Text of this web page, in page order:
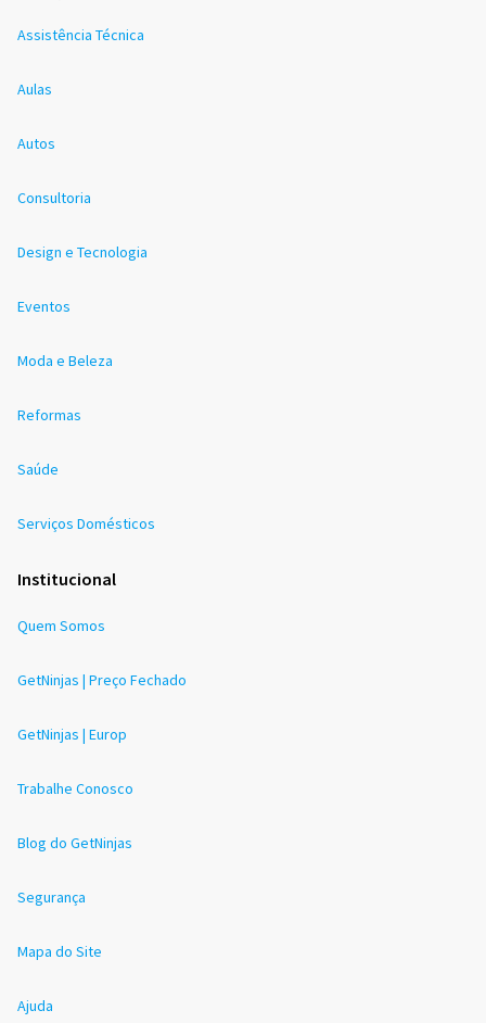
Assistência Técnica
Aulas
Autos
Consultoria
Design e Tecnologia
Eventos
Moda e Beleza
Reformas
Saúde
Serviços Domésticos
Institucional
Quem Somos
GetNinjas | Preço Fechado
GetNinjas | Europ
Trabalhe Conosco
Blog do GetNinjas
Segurança
Mapa do Site
Ajuda